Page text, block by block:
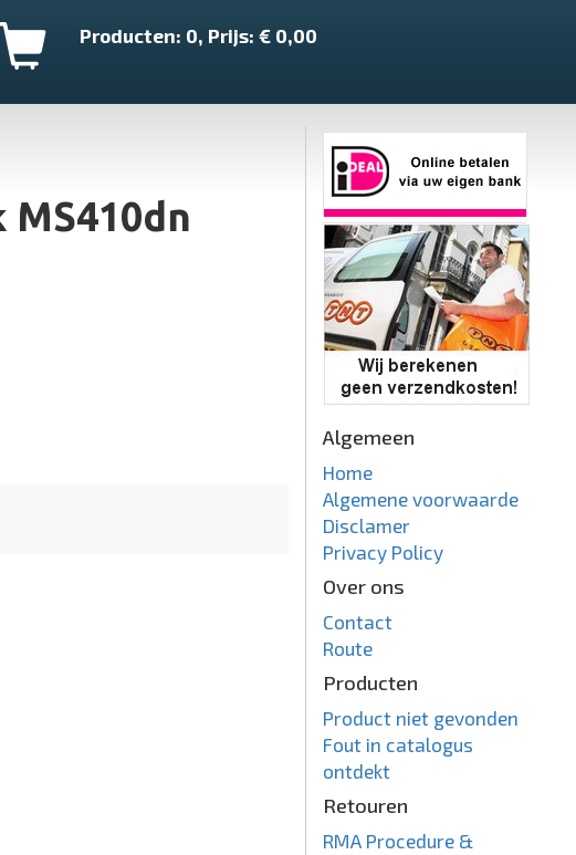
Producten: 0, Prijs: € 0,00
Algemeen
Home
Algemene voorwaarde
Disclamer
Privacy Policy
Over ons
Contact
Route
Producten
Product niet gevonden
Fout in catalogus
ontdekt
Retouren
RMA Procedure &